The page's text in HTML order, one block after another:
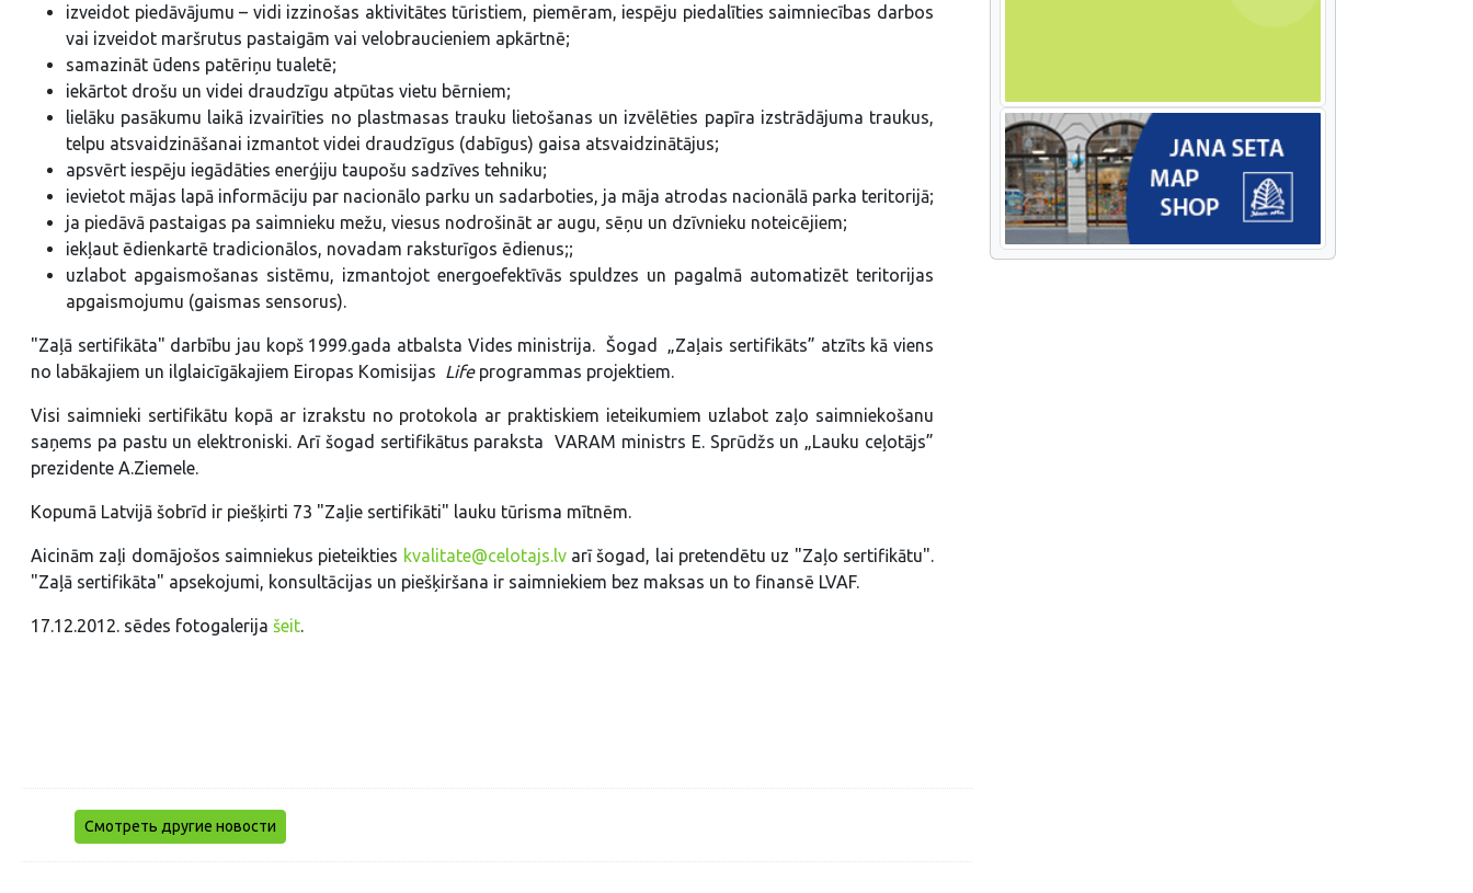
izveidot piedāvājumu – vidi izzinošas aktivitātes tūristiem, piemēram, iespēju piedalīties saimniecības darbos
vai izveidot maršrutus pastaigām vai velobraucieniem apkārtnē;
samazināt ūdens patēriņu tualetē;
iekārtot drošu un videi draudzīgu atpūtas vietu bērniem;
lielāku pasākumu laikā izvairīties no plastmasas trauku lietošanas un izvēlēties papīra izstrādājuma traukus,
telpu atsvaidzināšanai izmantot videi draudzīgus (dabīgus) gaisa atsvaidzinātājus;
apsvērt iespēju iegādāties enerģiju taupošu sadzīves tehniku;
ievietot mājas lapā informāciju par nacionālo parku un sadarboties, ja māja atrodas nacionālā parka teritorijā;
ja piedāvā pastaigas pa saimnieku mežu, viesus nodrošināt ar augu, sēņu un dzīvnieku noteicējiem;
iekļaut ēdienkartē tradicionālos, novadam raksturīgos ēdienus;;
uzlabot apgaismošanas sistēmu, izmantojot energoefektīvās spuldzes un pagalmā automatizēt teritorijas
apgaismojumu (gaismas sensorus).
"Zaļā sertifikāta" darbību jau kopš 1999.gada atbalsta Vides ministrija. Šogad „Zaļais sertifikāts” atzīts kā viens
no labākajiem un ilglaicīgākajiem Eiropas Komisijas Life programmas projektiem.
Visi saimnieki sertifikātu kopā ar izrakstu no protokola ar praktiskiem ieteikumiem uzlabot zaļo saimniekošanu
saņems pa pastu un elektroniski. Arī šogad sertifikātus paraksta VARAM ministrs E. Sprūdžs un „Lauku ceļotājs”
prezidente A.Ziemele.
Kopumā Latvijā šobrīd ir piešķirti 73 "Zaļie sertifikāti" lauku tūrisma mītnēm.
Aicinām zaļi domājošos saimniekus pieteikties kvalitate@celotajs.lvarī šogad, lai pretendētu uz "Zaļo sertifikātu".
"Zaļā sertifikāta" apsekojumi, konsultācijas un piešķiršana ir saimniekiem bez maksas un to finansē LVAF.
17.12.2012. sēdes fotogalerija šeit.
Смотреть другие новости